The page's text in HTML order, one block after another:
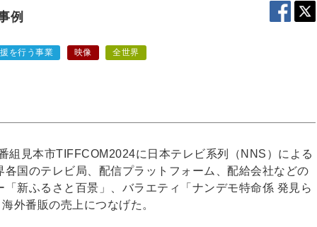
例
を行う事業 映像 全世界
組見本市TIFFCOM2024に日本テレビ系列（NNS）による
国のテレビ局、配信プラットフォーム、配給会社などの
新ふるさと百景」、バラエティ「ナンデモ特命係 発見ら
外番販の売上につなげた。